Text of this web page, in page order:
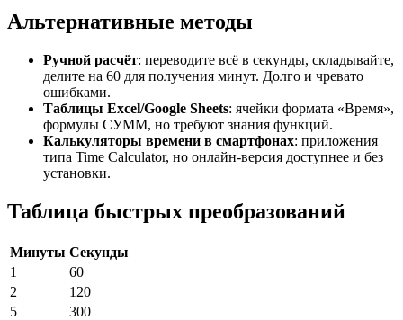
Альтернативные методы
Ручной расчёт: переводите всё в секунды, складывайте,
делите на 60 для получения минут. Долго и чревато
ошибками.
Таблицы Excel/Google Sheets: ячейки формата «Время»,
формулы СУММ, но требуют знания функций.
Калькуляторы времени в смартфонах: приложения
типа Time Calculator, но онлайн-версия доступнее и без
установки.
Таблица быстрых преобразований
Минуты Секунды
1
60
2
120
5
300